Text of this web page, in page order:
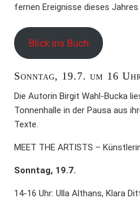
fernen Ereignisse dieses
Blick ins Buch
Sonntag, 19.7. um 16
Die Autorin Birgit Wahl-Bucka
Tonnenhalle in der Pausa aus
Texte.
MEET THE ARTISTS –
Sonntag, 19.7.
14-16 Uhr: Ulla Althans, Klara